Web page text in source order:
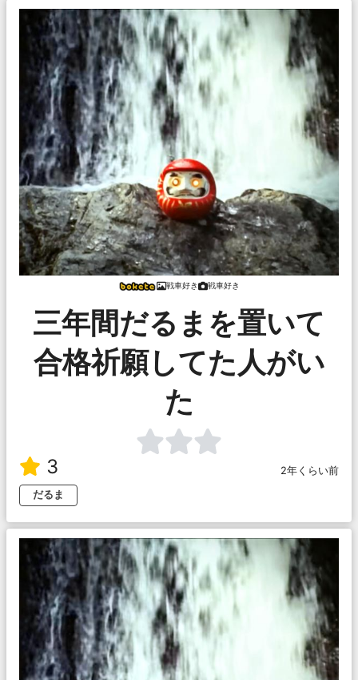
戦車好き 戦車好き
三年間だるまを置いて
合格祈願してた人がい
た
3
2年くらい前
だるま